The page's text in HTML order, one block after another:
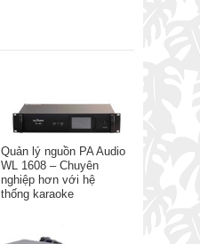
Quản lý nguồn PA Audio
WL 1608 – Chuyên
nghiệp hơn với hệ
thống karaoke